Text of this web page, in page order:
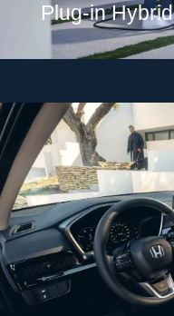
Plug-in Hybrid